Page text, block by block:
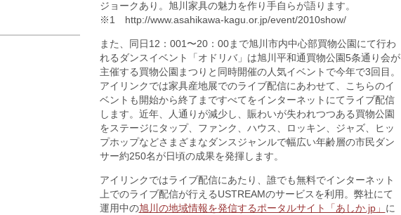
ジョークあり。旭川家具の魅力を作り手自らが語ります。
※1 http://www.asahikawa-kagu.or.jp/event/2010show/
また、同日12：001〜20：00まで旭川市内中心部買物公園にて行わ
れるダンスイベント「オドリバ」は旭川平和通買物公園5条通り会が
主催する買物公園まつりと同時開催の人気イベントで今年で3回目。
アイリンクでは家具産地展でのライブ配信にあわせて、こちらのイ
ベントも開始から終了まですべてをインターネットにてライブ配信
します。近年、人通りが減少し、賑わいが失われつつある買物公園
をステージにタップ、ファンク、ハウス、ロッキン、ジャズ、ヒッ
プホップなどさまざまなダンスジャンルで幅広い年齢層の市民ダン
サー約250名が日頃の成果を発揮します。
アイリンクではライブ配信にあたり、誰でも無料でインターネット
上でのライブ配信が行えるUSTREAMのサービスを利用。弊社にて
運用中の旭川の地域情報を発信するポータルサイト「あしか.jp」 に